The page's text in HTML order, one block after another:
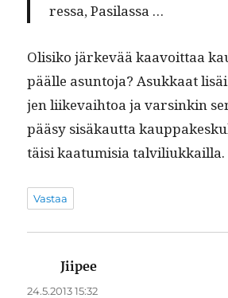
res­sa, Pasilassa …
Olisiko järkevää kaavoit­taa
päälle asun­to­ja? Asukkaat
jen liike­vai­h­toa ja varsinkin
pääsy sisäkaut­ta
täisi kaa­tu­misia talviliukkailla.
Vastaa
Jiipee
24.5.2013 15:32